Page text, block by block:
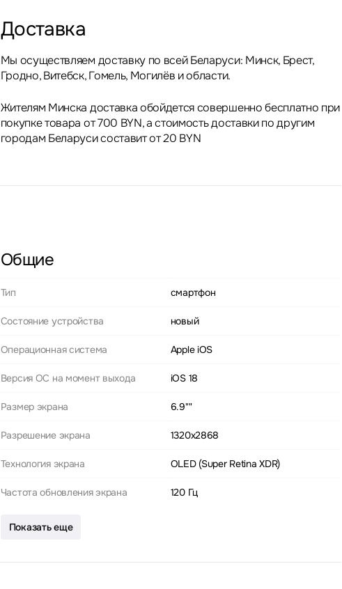
Доставка
Мы осуществляем доставку по всей Беларуси: Минск, Брест,
Гродно, Витебск, Гомель, Могилёв и области.
Жителям Минска доставка обойдется совершенно бесплатно при
покупке товара от 700 BYN, а стоимость доставки по другим
городам Беларуси составит от 20 BYN
Общие
Тип смартфон
Состояние устройства новый
Операционная система Apple iOS
Версия ОС на момент выхода iOS 18
Размер экрана 6.9""
Разрешение экрана 1320x2868
Технология экрана OLED (Super Retina XDR)
Частота обновления экрана 120 Гц
Показать еще